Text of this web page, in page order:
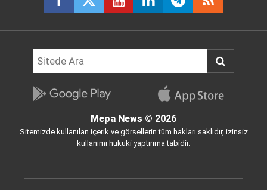
Mepa News © 2026
Sitemizde kullanılan içerik ve görsellerin tüm hakları saklıdır, izinsiz
kullanımı hukuki yaptırıma tabidir.